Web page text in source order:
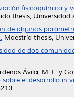
fisicoquímica y
thesis,
de algunos
Maestría thesis,
de dos
Ávila, M. L. y
sobre el desarrollo